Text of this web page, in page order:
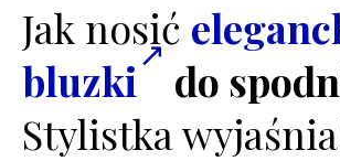
Jak nosić
bluzki
do
Stylistka